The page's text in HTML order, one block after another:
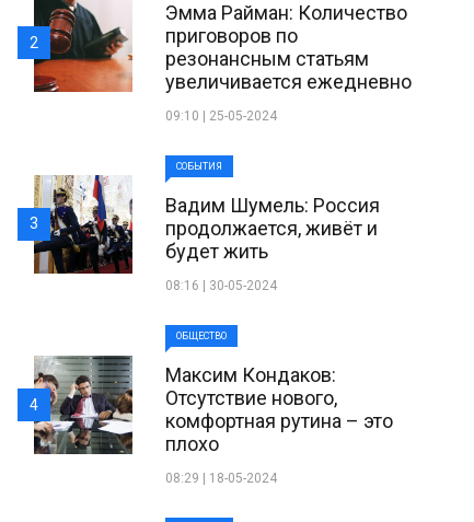
Эмма Райман: Количество
приговоров по
резонансным статьям
увеличивается ежедневно
09:10 | 25-05-2024
2
СОБЫТИЯ
Вадим Шумель: Россия
продолжается, живёт и
будет жить
08:16 | 30-05-2024
3
ОБЩЕСТВО
Максим Кондаков:
Отсутствие нового,
комфортная рутина – это
плохо
08:29 | 18-05-2024
4